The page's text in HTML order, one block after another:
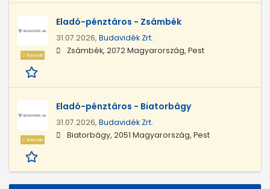
Kiemelt
Eladó-pénztáros - Zsámbék
31.07.2026, Budavidék Zrt.
Zsámbék, 2072 Magyarország, Pest
Kiemelt
Eladó-pénztáros - Biatorbágy
31.07.2026, Budavidék Zrt.
Biatorbágy, 2051 Magyarország, Pest